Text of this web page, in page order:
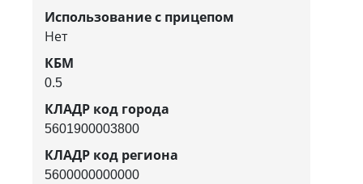
Использование с прицепом
Нет
КБМ
0.5
КЛАДР код города
5601900003800
КЛАДР код региона
5600000000000